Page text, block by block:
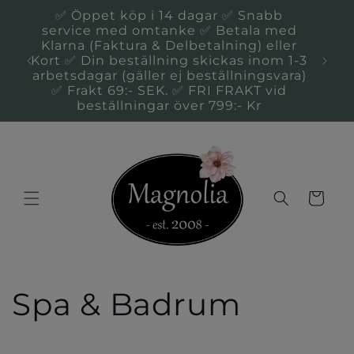
vidare
innehåll
✅ Öppet köp i 14 dagar ✅ Snabb
service med omtanke ✅ Betala med
Klarna (Faktura & Delbetalning) eller
Kort ✅ Din beställning skickas inom 1-3
arbetsdagar (gäller ej beställningsvara)
✅ Frakt 69:- SEK. ✅ FRI FRAKT vid
beställningar över 799:- Kr
Varukorg
P
Spa & Badrum